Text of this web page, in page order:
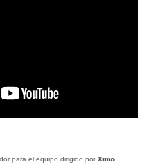
para el equipo dirigido porXimo